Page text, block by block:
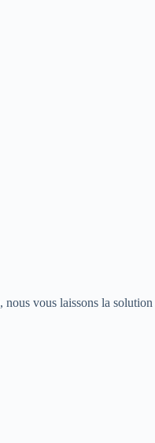
, nous vous laissons la